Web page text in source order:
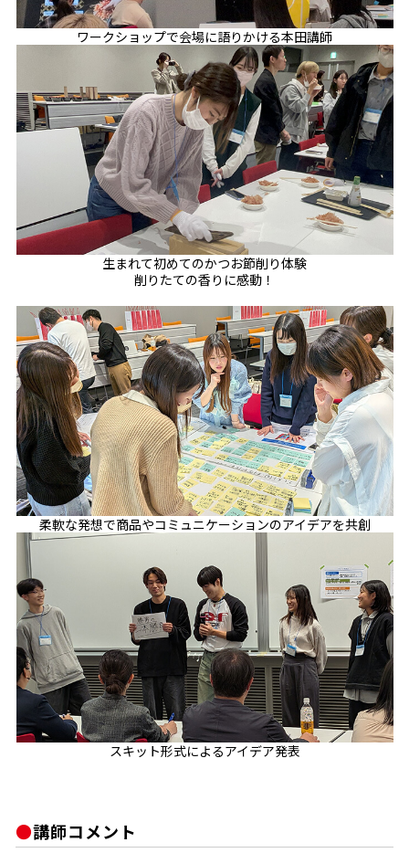
ワークショップで会場に語りかける本田講師
生まれて初めてのかつお節削り体験
削りたての香りに感動！
柔軟な発想で商品やコミュニケーションのアイデアを共創
スキット形式によるアイデア発表
講師コメント